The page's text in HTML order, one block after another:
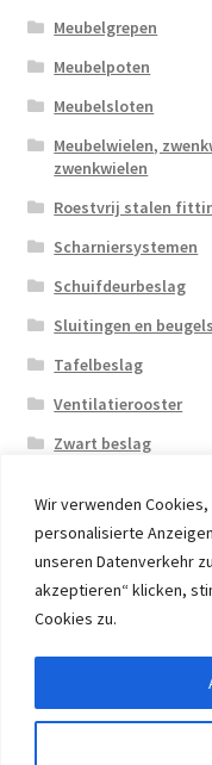
Wir verwenden
personalisierte
unseren Datenverkehr
akzeptieren“ klicken,
Cookies zu.
Meubelgrepen
Meubelpoten
Meubelsloten
Meubelwielen,
zwenkwielen
Roestvrij stalen
Scharniersystemen
Schuifdeurbeslag
Sluitingen en beugels
Tafelbeslag
Ventilatierooster
Zwart beslag
© 2026 Eruon Trade